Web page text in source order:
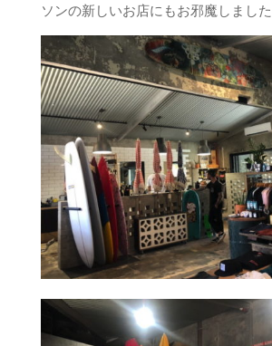
ソンの新しいお店にもお邪魔しました